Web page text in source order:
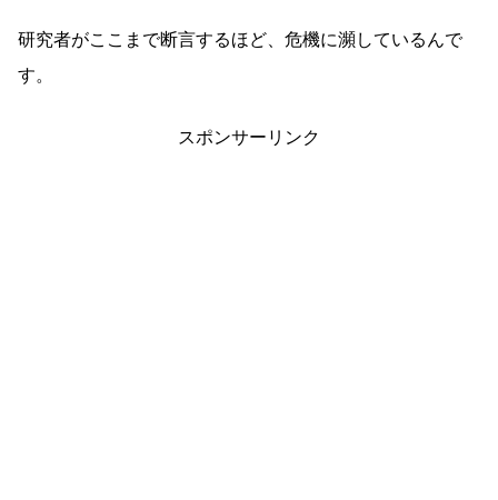
研究者がここまで断言するほど、危機に瀕しているんで
す。
スポンサーリンク